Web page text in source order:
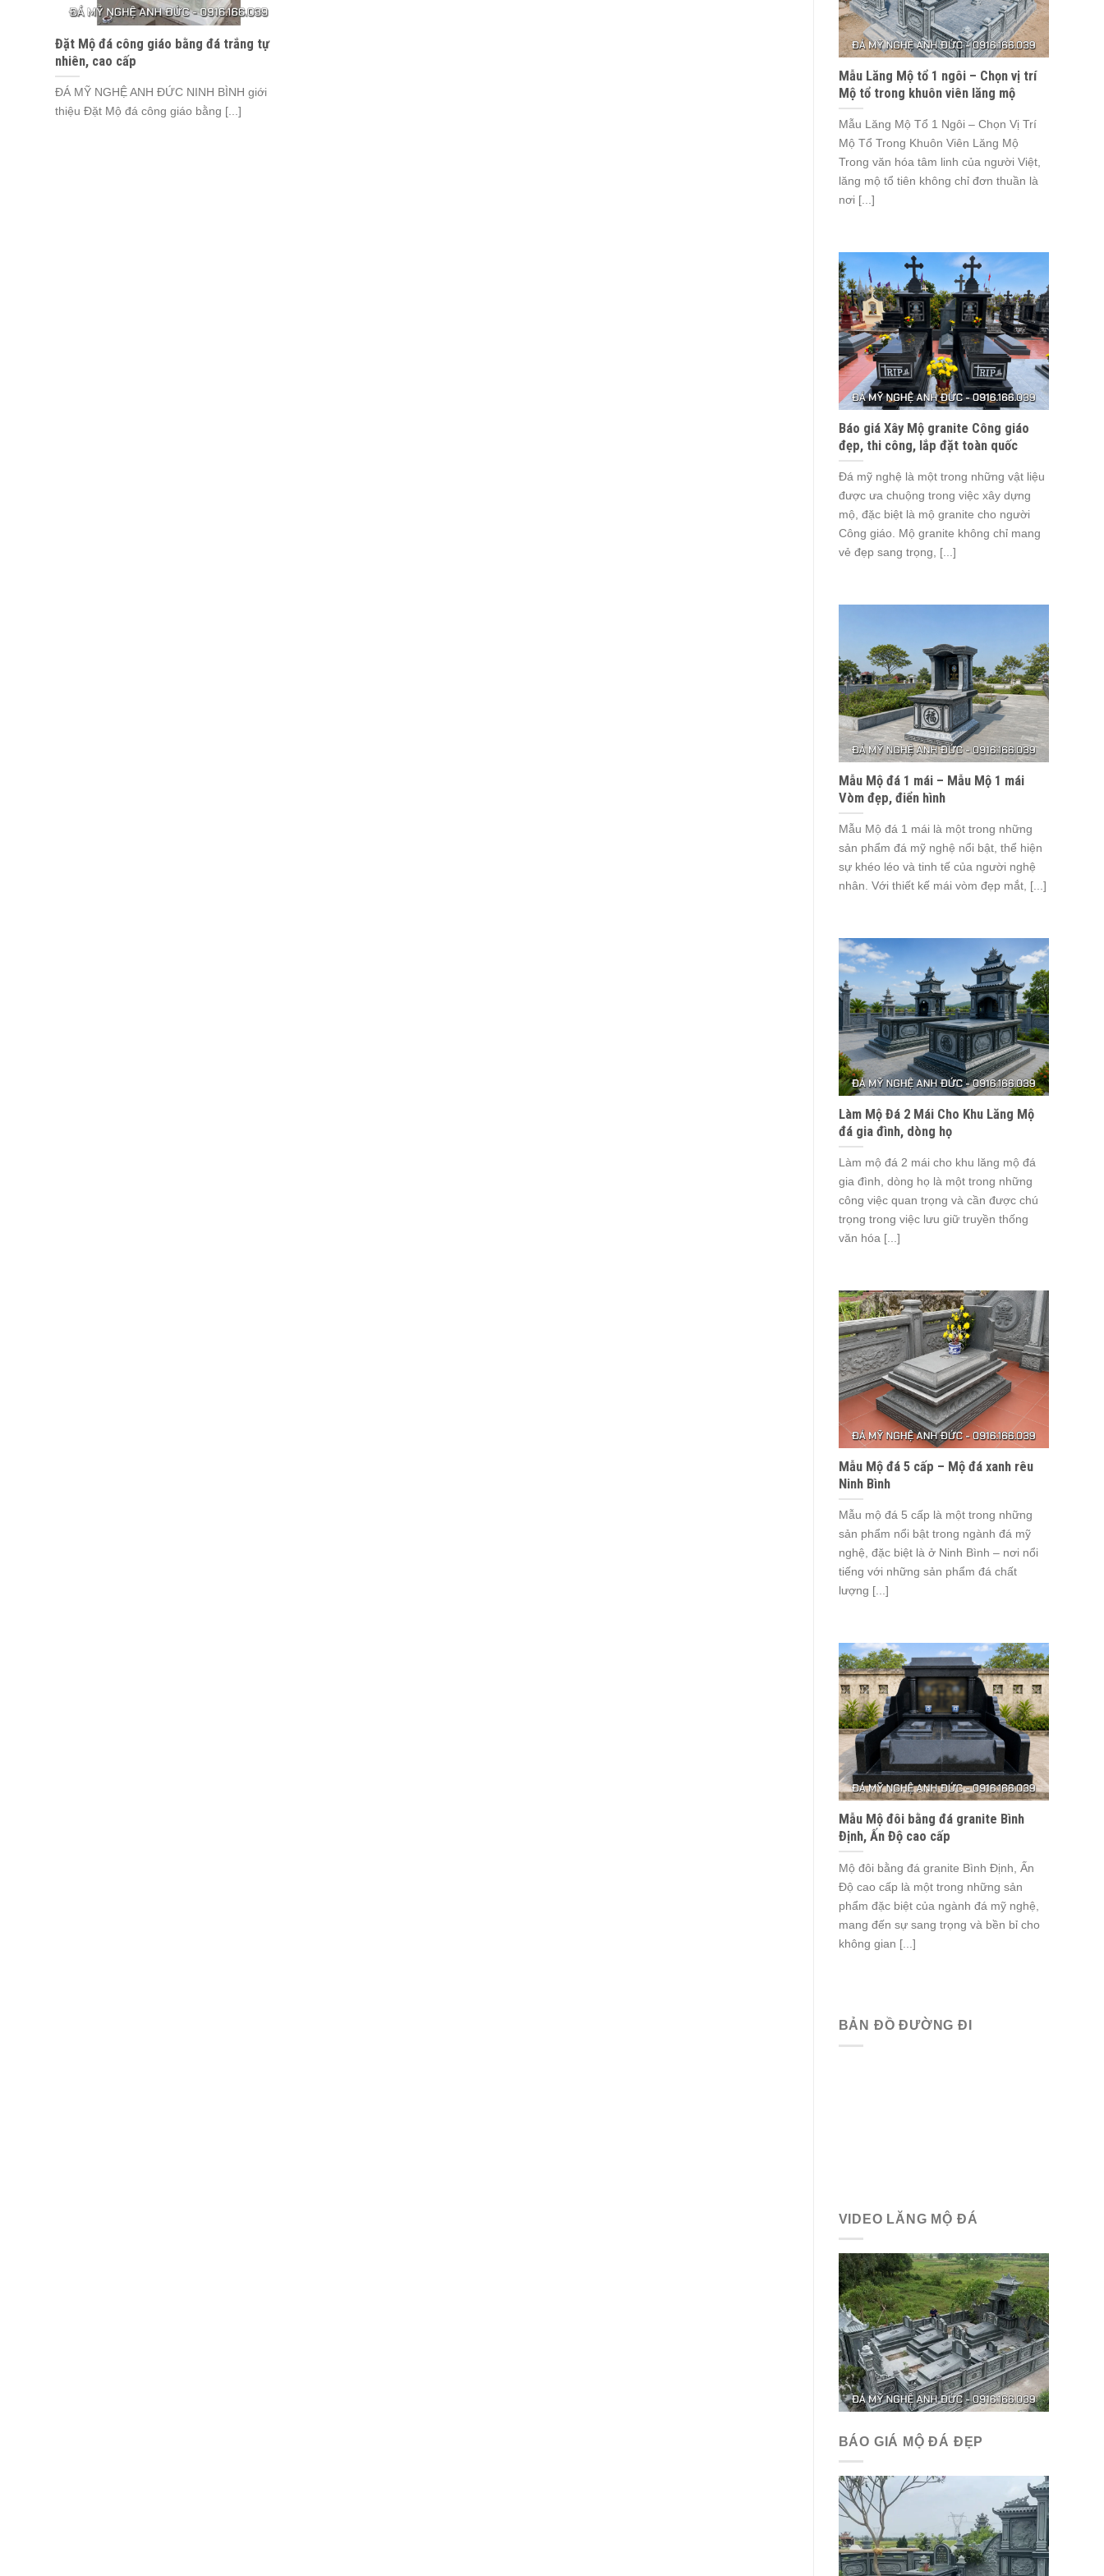
Đặt Mộ đá công giáo bằng đá trắng tự
nhiên, cao cấp
ĐÁ MỸ NGHỆ ANH ĐỨC NINH BÌNH giới
thiệu Đặt Mộ đá công giáo bằng [...]
Mẫu Lăng Mộ tổ 1 ngôi – Chọn vị trí
Mộ tổ trong khuôn viên lăng mộ
Mẫu Lăng Mộ Tổ 1 Ngôi – Chọn Vị Trí
Mộ Tổ Trong Khuôn Viên Lăng Mộ
Trong văn hóa tâm linh của người Việt,
lăng mộ tổ tiên không chỉ đơn thuần là
nơi [...]
Báo giá Xây Mộ granite Công giáo
đẹp, thi công, lắp đặt toàn quốc
Đá mỹ nghệ là một trong những vật liệu
được ưa chuộng trong việc xây dựng
mộ, đặc biệt là mộ granite cho người
Công giáo. Mộ granite không chỉ mang
vẻ đẹp sang trọng, [...]
Mẫu Mộ đá 1 mái – Mẫu Mộ 1 mái
Vòm đẹp, điển hình
Mẫu Mộ đá 1 mái là một trong những
sản phẩm đá mỹ nghệ nổi bật, thể hiện
sự khéo léo và tinh tế của người nghệ
nhân. Với thiết kế mái vòm đẹp mắt, [...]
Làm Mộ Đá 2 Mái Cho Khu Lăng Mộ
đá gia đình, dòng họ
Làm mộ đá 2 mái cho khu lăng mộ đá
gia đình, dòng họ là một trong những
công việc quan trọng và cần được chú
trọng trong việc lưu giữ truyền thống
văn hóa [...]
Mẫu Mộ đá 5 cấp – Mộ đá xanh rêu
Ninh Bình
Mẫu mộ đá 5 cấp là một trong những
sản phẩm nổi bật trong ngành đá mỹ
nghệ, đặc biệt là ở Ninh Bình – nơi nổi
tiếng với những sản phẩm đá chất
lượng [...]
Mẫu Mộ đôi bằng đá granite Bình
Định, Ấn Độ cao cấp
Mộ đôi bằng đá granite Bình Định, Ấn
Độ cao cấp là một trong những sản
phẩm đặc biệt của ngành đá mỹ nghệ,
mang đến sự sang trọng và bền bỉ cho
không gian [...]
BẢN ĐỒ ĐƯỜNG ĐI
VIDEO LĂNG MỘ ĐÁ
BÁO GIÁ MỘ ĐÁ ĐẸP